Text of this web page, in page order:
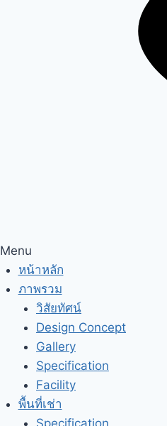
Menu
หน้าหลัก
ภาพรวม
วิสัยทัศน์
Design Concept
Gallery
Specification
Facility
พื้นที่เช่า
Specification